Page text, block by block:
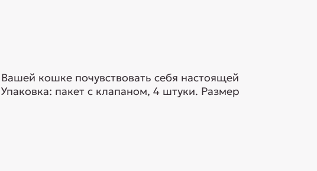
кошке почувствовать себя настоящей
пакет с клапаном, 4 штуки. Размер